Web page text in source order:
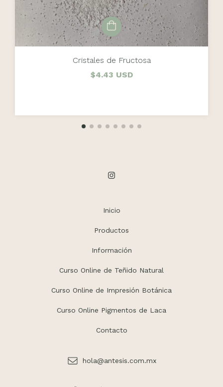
Cristales de Fructosa
$4.43 USD
Inicio
Productos
Información
Curso Online de Teñido Natural
Curso Online de Impresión Botánica
Curso Online Pigmentos de Laca
Contacto
hola@antesis.com.mx